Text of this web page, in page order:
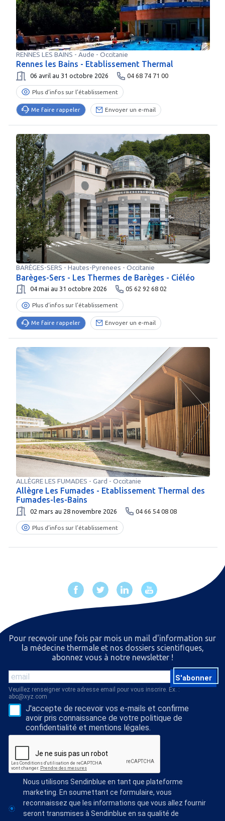
RENNES LES BAINS - Aude - Occitanie
Rennes les Bains - Etablissement Thermal
06 avril au 31 octobre 2026 04 68 74 71 00
Plus d’infos sur l’établissement
Me faire rappeler Envoyer un e-mail
BARÈGES-SERS - Hautes-Pyrenees - Occitanie
Barèges-Sers - Les Thermes de Barèges - Ciéléo
04 mai au 31 octobre 2026 05 62 92 68 02
Plus d’infos sur l’établissement
Me faire rappeler Envoyer un e-mail
ALLÈGRE LES FUMADES - Gard - Occitanie
Allègre Les Fumades - Etablissement Thermal des
Fumades-les-Bains
02 mars au 28 novembre 2026 04 66 54 08 08
Plus d’infos sur l’établissement
Pour recevoir une fois par mois un mail d'information sur
la médecine thermale et nos dossiers scientiﬁques,
abonnez vous à notre newsletter !
S'abonner
Veuillez renseigner votre adresse email pour vous inscrire. Ex. :
abc@xyz.com
J'accepte de recevoir vos e-mails et confirme
avoir pris connaissance de votre politique de
confidentialité et mentions légales.
Nous utilisons Sendinblue en tant que plateforme
marketing. En soumettant ce formulaire, vous
reconnaissez que les informations que vous allez fournir
seront transmises à Sendinblue en sa qualité de